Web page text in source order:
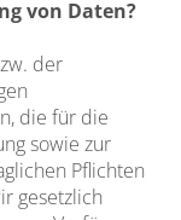
von Daten?
der
die für die
sowie zur
Pflichten
gesetzlich